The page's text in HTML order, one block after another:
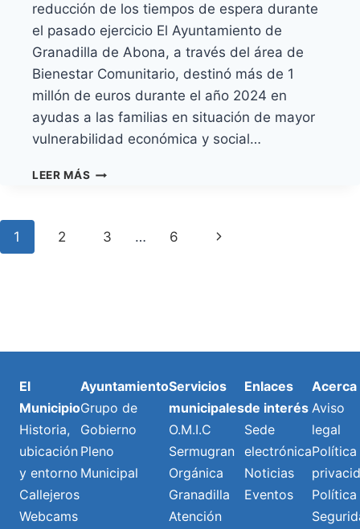
reducción de los tiempos de espera durante
el pasado ejercicio El Ayuntamiento de
Granadilla de Abona, a través del área de
Bienestar Comunitario, destinó más de 1
millón de euros durante el año 2024 en
ayudas a las familias en situación de mayor
vulnerabilidad económica y social…
LEER MÁS GRANADILLA
EN
AYUDAR
A
LAS
MÁS
VULNERABLES
Navegación
1 2 3 … 6
Next
El
Municipio
Historia,
ubicación
y entorno
Callejeros
Webcams
Ayuntamiento
Grupo de
Gobierno
Pleno
Municipal
Servicios
municipales
O.M.I.C
Sermugran
Orgánica
Granadilla
Atención
Enlaces
de interés
Sede
electrónica
Noticias
Eventos
Acerca
Aviso
legal
Política
Política